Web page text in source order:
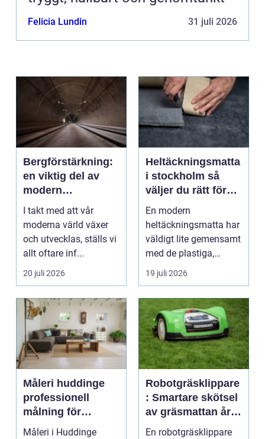
Felicia Lundin 31 juli 2026
Bergförstärkning:
en viktig del av
modern
infrastruktur
I takt med att vår
moderna värld växer
och utvecklas, ställs vi
allt oftare inf...
20 juli 2026
Heltäckningsmatta
i stockholm så
väljer du rätt för
hem och kontor
En modern
heltäckningsmatta har
väldigt lite gemensamt
med de plastiga,
svårstädade
varianterna mång...
19 juli 2026
Måleri huddinge
professionell
målning för
hållbara resultat
Måleri i Huddinge
Robotgräsklippare
: Smartare skötsel
av gräsmattan året
runt
En robotgräsklippare